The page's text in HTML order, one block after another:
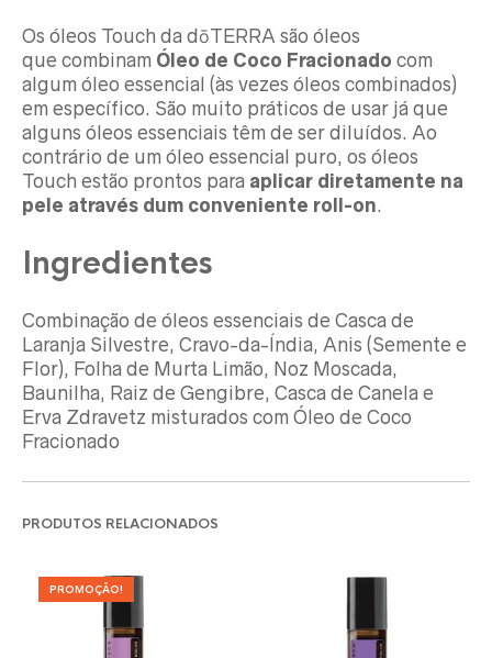
Os óleos Touch da dōTERRA são óleos
que combinam Óleo de Coco Fracionado com
algum óleo essencial (às vezes óleos combinados)
em específico. São muito práticos de usar já que
alguns óleos essenciais têm de ser diluídos. Ao
contrário de um óleo essencial puro, os óleos
Touch estão prontos para aplicar diretamente na
pele através dum conveniente roll-on.
Ingredientes
Combinação de óleos essenciais de Casca de
Laranja Silvestre, Cravo-da-Índia, Anis (Semente e
Flor), Folha de Murta Limão, Noz Moscada,
Baunilha, Raiz de Gengibre, Casca de Canela e
Erva Zdravetz misturados com Óleo de Coco
Fracionado
PRODUTOS RELACIONADOS
PROMOÇÃO!